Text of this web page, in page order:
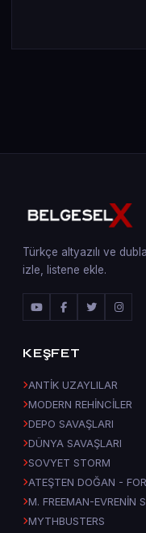
Türkçe altyazılı ve
izle, listene ekle.
KEŞFET
ANTİK UZAYLILAR
MODERN REHİNCİLER
DEPO SAVAŞLARI
DÜNYA SAVAŞLARI
SOVYET STORM
ATEŞTEN DOĞAN -
M. FREEMAN-EVRENİN
MYTHBUSTERS